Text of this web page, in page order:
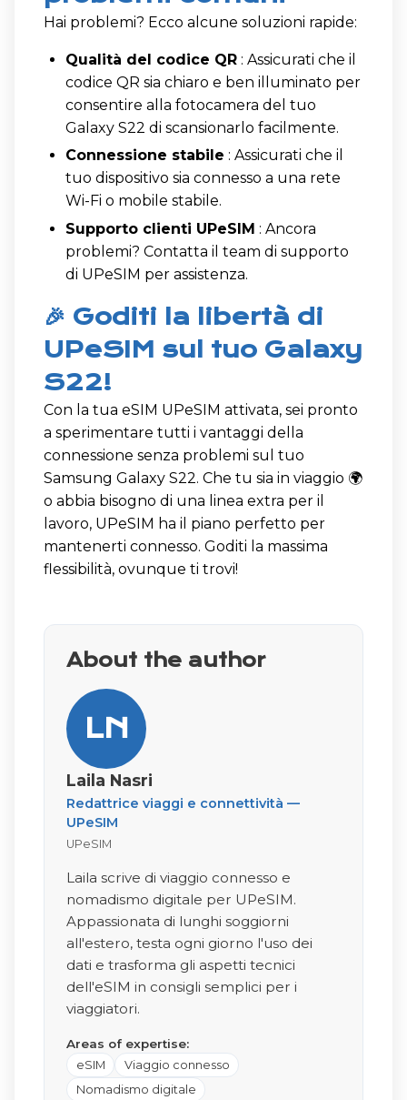
Hai problemi? Ecco alcune soluzioni rapide:
Qualità del codice QR : Assicurati che il
codice QR sia chiaro e ben illuminato per
consentire alla fotocamera del tuo
Galaxy S22 di scansionarlo facilmente.
Connessione stabile : Assicurati che il
tuo dispositivo sia connesso a una rete
Wi-Fi o mobile stabile.
Supporto clienti UPeSIM : Ancora
problemi? Contatta il team di supporto
di UPeSIM per assistenza.
🎉 Goditi la libertà di
UPeSIM sul tuo Galaxy
S22!
Con la tua eSIM UPeSIM attivata, sei pronto
a sperimentare tutti i vantaggi della
connessione senza problemi sul tuo
Samsung Galaxy S22. Che tu sia in viaggio 🌍
o abbia bisogno di una linea extra per il
lavoro, UPeSIM ha il piano perfetto per
mantenerti connesso. Goditi la massima
flessibilità, ovunque ti trovi!
About the author
LN
Laila Nasri
Redattrice viaggi e connettività —
UPeSIM
UPeSIM
Laila scrive di viaggio connesso e
nomadismo digitale per UPeSIM.
Appassionata di lunghi soggiorni
all'estero, testa ogni giorno l'uso dei
dati e trasforma gli aspetti tecnici
dell'eSIM in consigli semplici per i
viaggiatori.
Areas of expertise:
eSIM
Viaggio connesso
Nomadismo digitale